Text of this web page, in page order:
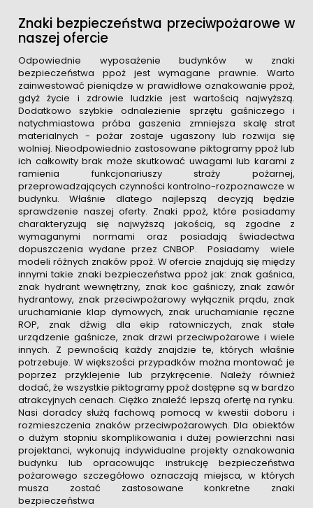
Znaki bezpieczeństwa przeciwpożarowe w
naszej ofercie
Odpowiednie wyposażenie budynków w znaki
bezpieczeństwa ppoż jest wymagane prawnie. Warto
zainwestować pieniądze w prawidłowe oznakowanie ppoż,
gdyż życie i zdrowie ludzkie jest wartością najwyższą.
Dodatkowo szybkie odnalezienie sprzętu gaśniczego i
natychmiastowa próba gaszenia zmniejsza skalę strat
materialnych - pożar zostaje ugaszony lub rozwija się
wolniej. Nieodpowiednio zastosowane piktogramy ppoż lub
ich całkowity brak może skutkować uwagami lub karami z
ramienia funkcjonariuszy straży pożarnej,
przeprowadzających czynności kontrolno-rozpoznawcze w
budynku. Właśnie dlatego najlepszą decyzją będzie
sprawdzenie naszej oferty. Znaki ppoż, które posiadamy
charakteryzują się najwyższą jakością, są zgodne z
wymaganymi normami oraz posiadają świadectwa
dopuszczenia wydane przez CNBOP. Posiadamy wiele
modeli różnych znaków ppoż. W ofercie znajdują się między
innymi takie znaki bezpieczeństwa ppoż jak: znak gaśnica,
znak hydrant wewnętrzny, znak koc gaśniczy, znak zawór
hydrantowy, znak przeciwpożarowy wyłącznik prądu, znak
uruchamianie klap dymowych, znak uruchamianie ręczne
ROP, znak dźwig dla ekip ratowniczych, znak stałe
urządzenie gaśnicze, znak drzwi przeciwpożarowe i wiele
innych. Z pewnością każdy znajdzie te, których właśnie
potrzebuje. W większości przypadków można montować je
poprzez przyklejenie lub przykręcenie. Należy również
dodać, że wszystkie piktogramy ppoż dostępne są w bardzo
atrakcyjnych cenach. Ciężko znaleźć lepszą ofertę na rynku.
Nasi doradcy służą fachową pomocą w kwestii doboru i
rozmieszczenia znaków przeciwpożarowych. Dla obiektów
o dużym stopniu skomplikowania i dużej powierzchni nasi
projektanci, wykonują indywidualne projekty oznakowania
budynku lub opracowując instrukcję bezpieczeństwa
pożarowego szczegółowo oznaczają miejsca, w których
musza zostać zastosowane konkretne znaki
bezpieczeństwa